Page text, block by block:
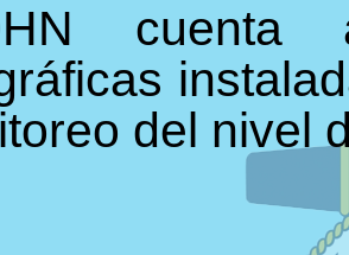
cuenta
del nivel